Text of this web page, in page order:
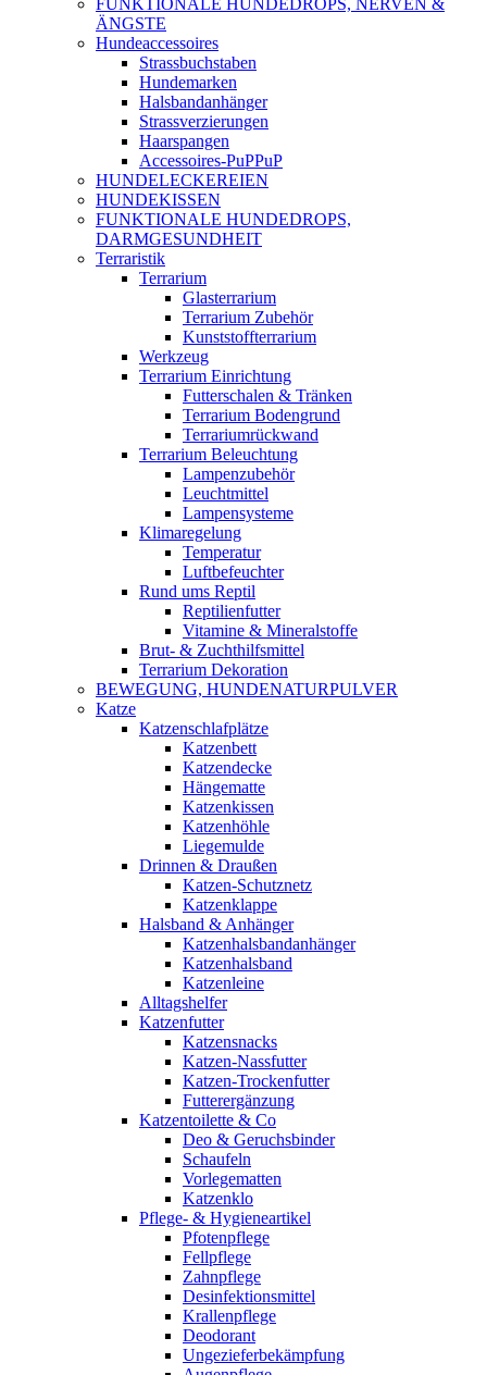
FUNKTIONALE HUNDEDROPS, NERVEN &
ÄNGSTE
Hundeaccessoires
Strassbuchstaben
Hundemarken
Halsbandanhänger
Strassverzierungen
Haarspangen
Accessoires-PuPPuP
HUNDELECKEREIEN
HUNDEKISSEN
FUNKTIONALE HUNDEDROPS,
DARMGESUNDHEIT
Terraristik
Terrarium
Glasterrarium
Terrarium Zubehör
Kunststoffterrarium
Werkzeug
Terrarium Einrichtung
Futterschalen & Tränken
Terrarium Bodengrund
Terrariumrückwand
Terrarium Beleuchtung
Lampenzubehör
Leuchtmittel
Lampensysteme
Klimaregelung
Temperatur
Luftbefeuchter
Rund ums Reptil
Reptilienfutter
Vitamine & Mineralstoffe
Brut- & Zuchthilfsmittel
Terrarium Dekoration
BEWEGUNG, HUNDENATURPULVER
Katze
Katzenschlafplätze
Katzenbett
Katzendecke
Hängematte
Katzenkissen
Katzenhöhle
Liegemulde
Drinnen & Draußen
Katzen-Schutznetz
Katzenklappe
Halsband & Anhänger
Katzenhalsbandanhänger
Katzenhalsband
Katzenleine
Alltagshelfer
Katzenfutter
Katzensnacks
Katzen-Nassfutter
Katzen-Trockenfutter
Futterergänzung
Katzentoilette & Co
Deo & Geruchsbinder
Schaufeln
Vorlegematten
Katzenklo
Pflege- & Hygieneartikel
Pfotenpflege
Fellpflege
Zahnpflege
Desinfektionsmittel
Krallenpflege
Deodorant
Ungezieferbekämpfung